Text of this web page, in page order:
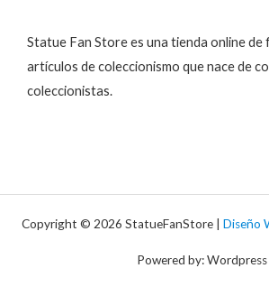
Statue Fan Store es una tienda online de
artículos de coleccionismo que nace de
coleccionistas.
Copyright © 2026 StatueFanStore | Diseño
Powered by: Wordpress